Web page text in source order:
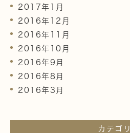
2017年1月
2016年12月
2016年11月
2016年10月
2016年9月
2016年8月
2016年3月
カテゴリ